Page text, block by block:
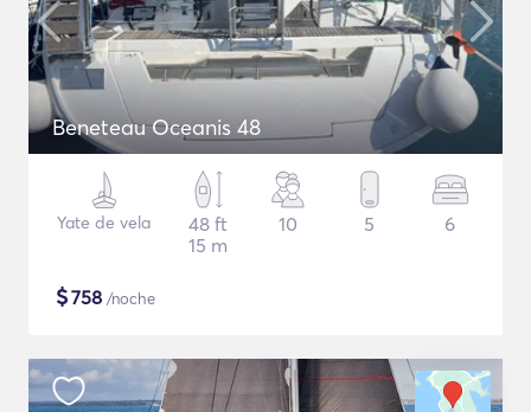
Beneteau Oceanis 48
Yate de vela
48 ft
15 m
10 5 6
$758 /noche